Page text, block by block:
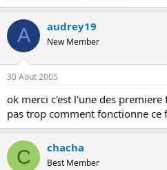
A audrey19
New Member
30 Aout 2005
ok merci c'est l'une des premiere
pas trop comment fonctionne ce
C chacha
Best Member